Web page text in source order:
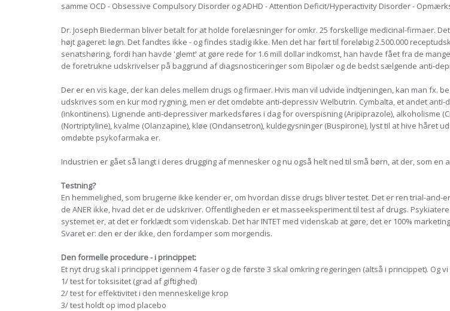
samme OCD - Obsessive Compulsory Disorder og ADHD - Attention Deficit/Hyperactivity Disorder -
Dr. Joseph Biederman bliver betalt for at holde forelæsninger for omkr. 25 forskellige medicinal-firmaer.
højt gageret: løgn. Det fandtes ikke - og findes stadig ikke. Men det har ført til foreløbig 2.500.000
senatshøring, fordi han havde 'glemt' at gøre rede for 1.6 mill dollar indkomst, han havde fået fra de
de foretrukne udskrivelser på baggrund af diagsnosticeringer som Bipolær og de bedst sælgende anti-
Der er en vis kage, der kan deles mellem drugs og firmaer. Hvis man vil udvide indtjeningen, kan man fx.
udskrives som en kur mod rygning, men er det omdøbte anti-depressiv Welbutrin. Cymbalta, et andet
(inkontinens). Lignende anti-depressiver markedsføres i dag for overspisning (Aripiprazole), alkoholisme
(Nortriptyline), kvalme (Olanzapine), kløe (Ondansetron), kuldegysninger (Buspirone), lyst til at hive håret
omdøbte psykofarmaka er.
Industrien er gået så langt i deres drugging af mennesker og nu også helt ned til små børn, at der, som
Testning?
En hemmelighed, som brugerne ikke kender er, om hvordan disse drugs bliver testet. Det er ren trial-
de ANER ikke, hvad det er de udskriver. Offentligheden er et masseeksperiment til test af drugs.
systemet er, at det er forklædt som videnskab. Det har INTET med videnskab at gøre, det er 100%
Svaret er: den er der ikke, den fordamper som morgendis.
Den formelle procedure - i princippet:
Et nyt drug skal i princippet igennem 4 faser og de første 3 skal omkring regeringen (altså i princippet). Og
1/ test for toksisitet (grad af giftighed)
2/ test for effektivitet i den menneskelige krop
3/ test holdt op imod placebo